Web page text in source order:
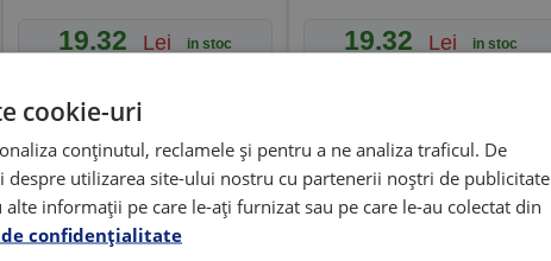
19.32 Lei in stoc 19.32 Lei in stoc
cookie-uri
conținutul, reclamele și pentru a ne analiza traficul. De
utilizarea site-ului nostru cu partenerii noștri de publicitate
informații pe care le-ați furnizat sau pe care le-au colectat din
confidențialitate